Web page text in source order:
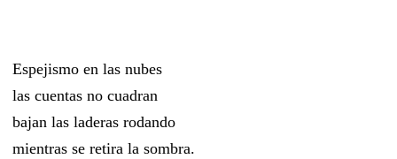
Espejismo en las nubes
las cuentas no cuadran
bajan las laderas rodando
mientras se retira la sombra.